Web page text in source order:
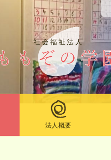
社会福祉法人
法人概要